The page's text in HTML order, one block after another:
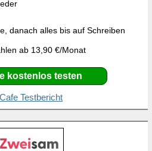
danach alles bis auf Schreiben
ab 13,90 €/Monat
kostenlos testen
Testbericht